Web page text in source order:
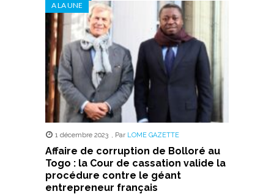
A LA UNE
1 décembre 2023 , Par LOME GAZETTE
Affaire de corruption de Bolloré au
Togo : la Cour de cassation valide la
procédure contre le géant
entrepreneur français